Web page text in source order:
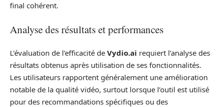
final cohérent.
Analyse des résultats et performances
L’évaluation de l’efficacité de Vydio.ai requiert l’analyse des
résultats obtenus après utilisation de ses fonctionnalités.
Les utilisateurs rapportent généralement une amélioration
notable de la qualité vidéo, surtout lorsque l’outil est utilisé
pour des recommandations spécifiques ou des